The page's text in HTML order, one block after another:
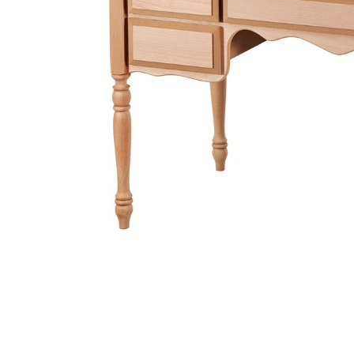
Link-uri Utile
Acasă
mobilierului.
cămin perfect